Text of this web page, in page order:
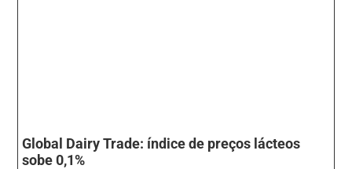
Global Dairy Trade: índice de preços lácteos
sobe 0,1%